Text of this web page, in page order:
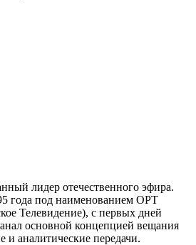
лидер отечественного эфира.
года под наименованием ОРТ
Телевидение), с первых дней
основной концепцией вещания
аналитические передачи.